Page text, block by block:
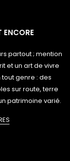
ENCORE
partout ; mention
et un art de vivre
genre : des
sur route, terre
patrimoine varié.